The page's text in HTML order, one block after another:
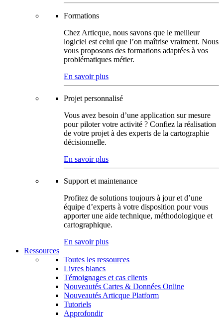
Formations
Chez Articque, nous savons que le meilleur
logiciel est celui que l’on maîtrise vraiment. Nous
vous proposons des formations adaptées à vos
problématiques métier.
En savoir plus
Projet personnalisé
Vous avez besoin d’une application sur mesure
pour piloter votre activité ? Confiez la réalisation
de votre projet à des experts de la cartographie
décisionnelle.
En savoir plus
Support et maintenance
Profitez de solutions toujours à jour et d’une
équipe d’experts à votre disposition pour vous
apporter une aide technique, méthodologique et
cartographique.
En savoir plus
Ressources
Toutes les ressources
Livres blancs
Témoignages et cas clients
Nouveautés Cartes & Données Online
Nouveautés Articque Platform
Tutoriels
Approfondir